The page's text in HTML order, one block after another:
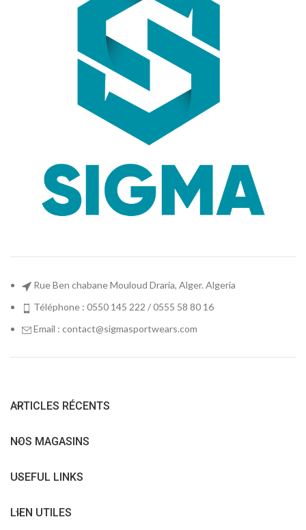
Rue Ben chabane Mouloud Draria, Alger. Algeria
Téléphone : 0550 145 222 / 0555 58 80 16
Email : contact@sigmasportwears.com
ARTICLES RÉCENTS
NOS MAGASINS
USEFUL LINKS
LIEN UTILES